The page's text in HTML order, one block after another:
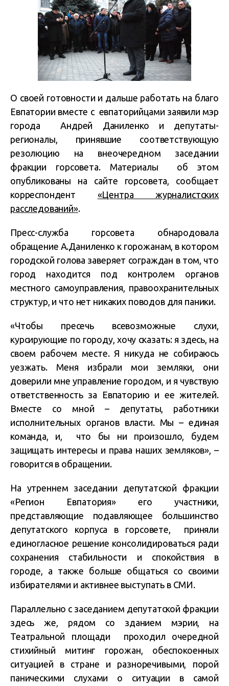
О своей готовности и дальше работать на благо
Евпатории вместе с евпаторийцами заявили мэр
города Андрей Даниленко и депутаты-
регионалы, принявшие соответствующую
резолюцию на внеочередном заседании
фракции горсовета. Материалы об этом
опубликованы на сайте горсовета, сообщает
корреспондент «Центра журналистских
расследований».
Пресс-служба горсовета обнародовала
обращение А.Даниленко к горожанам, в котором
городской голова заверяет сограждан в том, что
город находится под контролем органов
местного самоуправления, правоохранительных
структур, и что нет никаких поводов для паники.
«Чтобы пресечь всевозможные слухи,
курсирующие по городу, хочу сказать: я здесь, на
своем рабочем месте. Я никуда не собираюсь
уезжать. Меня избрали мои земляки, они
доверили мне управление городом, и я чувствую
ответственность за Евпаторию и ее жителей.
Вместе со мной – депутаты, работники
исполнительных органов власти. Мы – единая
команда, и, что бы ни произошло, будем
защищать интересы и права наших земляков», –
говорится в обращении.
На утреннем заседании депутатской фракции
«Регион Евпатория» его участники,
представляющие подавляющее большинство
депутатского корпуса в горсовете, приняли
единогласное решение консолидироваться ради
сохранения стабильности и спокойствия в
городе, а также больше общаться со своими
избирателями и активнее выступать в СМИ.
Параллельно с заседанием депутатской фракции
здесь же, рядом со зданием мэрии, на
Театральной площади проходил очередной
стихийный митинг горожан, обеспокоенных
ситуацией в стране и разноречивыми, порой
паническими слухами о ситуации в самой